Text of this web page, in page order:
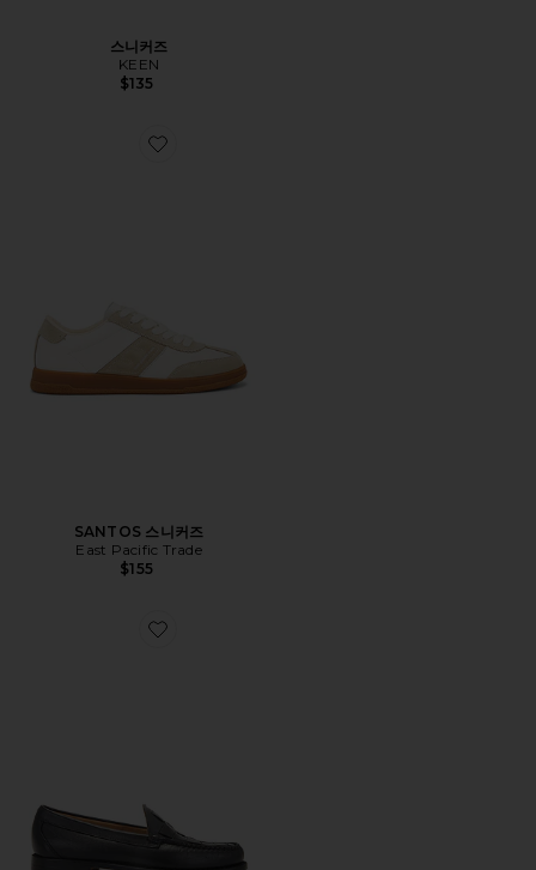
스니커즈
KEEN
$135
Favorite SANTOS 스니커즈
SANTOS 스니커즈
East Pacific Trade
$155
Favorite LARSON 로퍼